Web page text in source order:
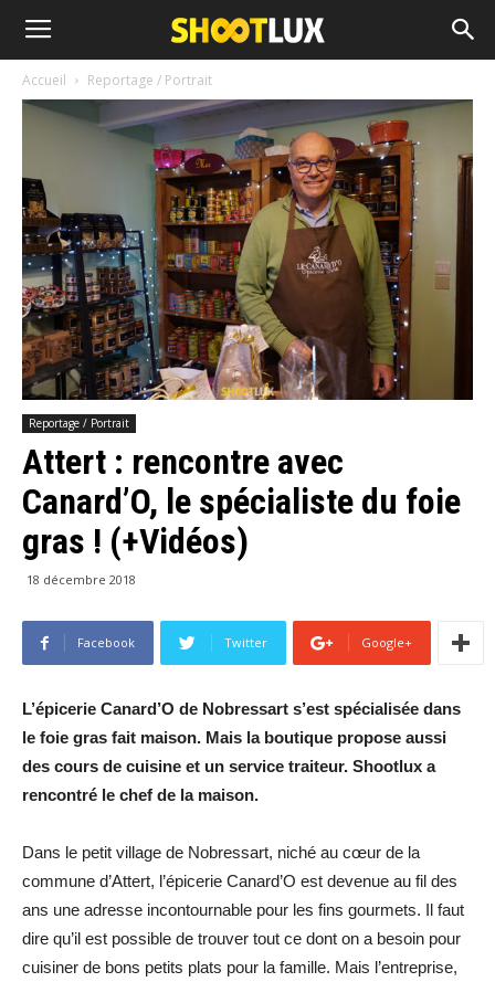
Accueil Reportage / Portrait
Reportage / Portrait
Attert : rencontre avec
Canard’O, le spécialiste du foie
gras ! (+Vidéos)
18 décembre 2018
Facebook Twitter Google+
L’épicerie Canard’O de Nobressart s’est spécialisée dans
le foie gras fait maison. Mais la boutique propose aussi
des cours de cuisine et un service traiteur. Shootlux a
rencontré le chef de la maison.
Dans le petit village de Nobressart, niché au cœur de la
commune d’Attert, l’épicerie Canard’O est devenue au fil des
ans une adresse incontournable pour les fins gourmets. Il faut
dire qu’il est possible de trouver tout ce dont on a besoin pour
cuisiner de bons petits plats pour la famille. Mais l’entreprise,